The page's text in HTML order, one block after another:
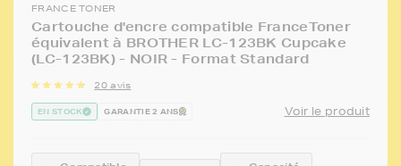
FRANCE TONER
Cartouche d'encre compatible FranceToner
équivalent à BROTHER LC-123BK Cupcake
(LC-123BK) - NOIR - Format Standard
20 avis
EN STOCK GARANTIE 2 ANS Voir le produit